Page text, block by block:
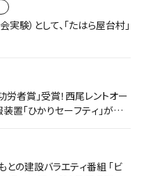
験）として、「たはら屋台村」
者賞」受賞！西尾レントオー
「ひかりセーフティ」が中
の建設バラエティ番組 「ビ